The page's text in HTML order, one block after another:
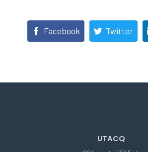
Facebook Twitter
UTACQ